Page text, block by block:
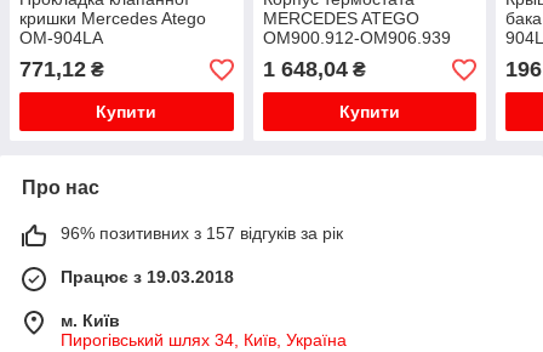
кришки Mercedes Atego
OM-904LA
771,12 ₴
Купити
MERCEDES ATEGO
OM900.912-OM906.939
01.98-10.04
1 648,04₴
Купити
Про нас
96% позитивних з 157 відгуків за рік
Працює з 19.03.2018
м. Київ
Пирогівський шлях 34, Київ, Україна